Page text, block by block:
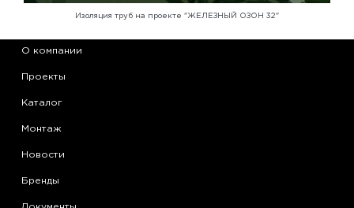
Изоляция труб на проекте "ЖЕЛЕЗНЫЙ ОЗОН 32"
О компании
Проекты
Каталог
Монтаж
Новости
Бренды